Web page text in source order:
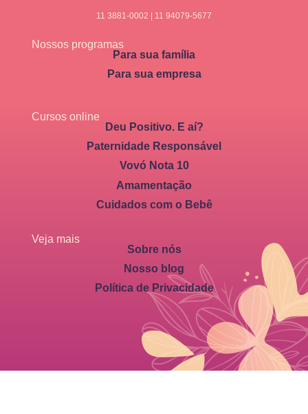
11 3881-0002 | 11 94079-5677
Nossos programas
Para sua família
Para sua empresa
Cursos online
Deu Positivo. E aí?
Paternidade Responsável
Vovó Nota 10
Amamentação
Cuidados com o Bebê
Veja mais
Sobre nós
Nosso blog
Política de Privacidade